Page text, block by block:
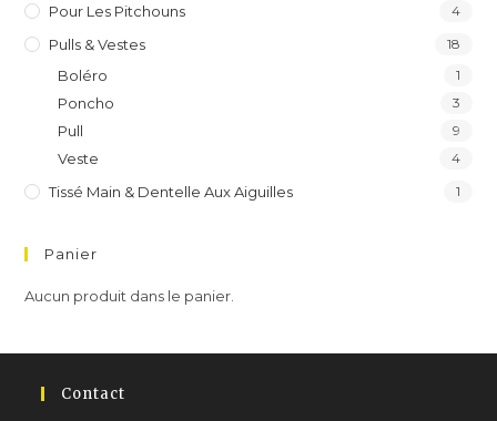
Pour Les Pitchouns 4
Pulls & Vestes 18
Boléro 1
Poncho 3
Pull 9
Veste 4
Tissé Main & Dentelle Aux Aiguilles 1
Panier
Aucun produit dans le panier.
Contact